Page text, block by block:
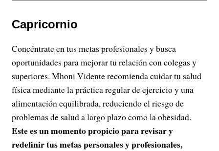
Capricornio
Concéntrate en tus metas profesionales y busca
oportunidades para mejorar tu relación con colegas y
superiores. Mhoni Vidente recomienda cuidar tu salud
física mediante la práctica regular de ejercicio y una
alimentación equilibrada, reduciendo el riesgo de
problemas de salud a largo plazo como la obesidad.
Este es un momento propicio para revisar y
redefinir tus metas personales y profesionales,